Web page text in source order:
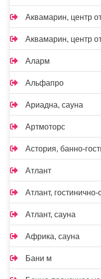
Аквамарин, центр
Аквамарин, центр
Аларм
Альфапро
Ариадна, сауна
Артмоторс
Астория, банно-
Атлант
Атлант,
Атлант, сауна
Африка, сауна
Бани м